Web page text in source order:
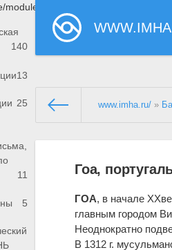
saperu/head.php"}
140
13
25
11
5
www.imha.ru/ »
Гоа,
ГОА, в начале XX
главным городом
Неоднократно
В 1312 г.